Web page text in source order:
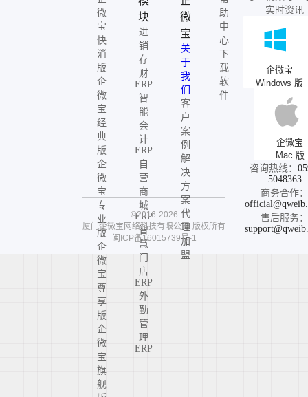
微
宝
快
消
版
企
微
宝
经
典
版
企
微
宝
专
业
版
企
微
宝
尊
享
版
企
微
宝
旗
舰
块
进
销
存
财
ERP
智
能
会
计
ERP
自
营
商
城
ERP
智
慧
门
店
ERP
外
勤
管
理
ERP
微
宝
关
于
我
们
客
户
案
例
解
决
方
案
代
理
加
盟
助
中
心
下
载
软
件
实时资讯
企微宝
Windows 版
企微宝
Mac 版
咨询热线：
5048363
商务合作：
售后服务：
©2016-2026
厦门企微宝网络科技有限公司 版权所有
闽ICP备16015739号-1